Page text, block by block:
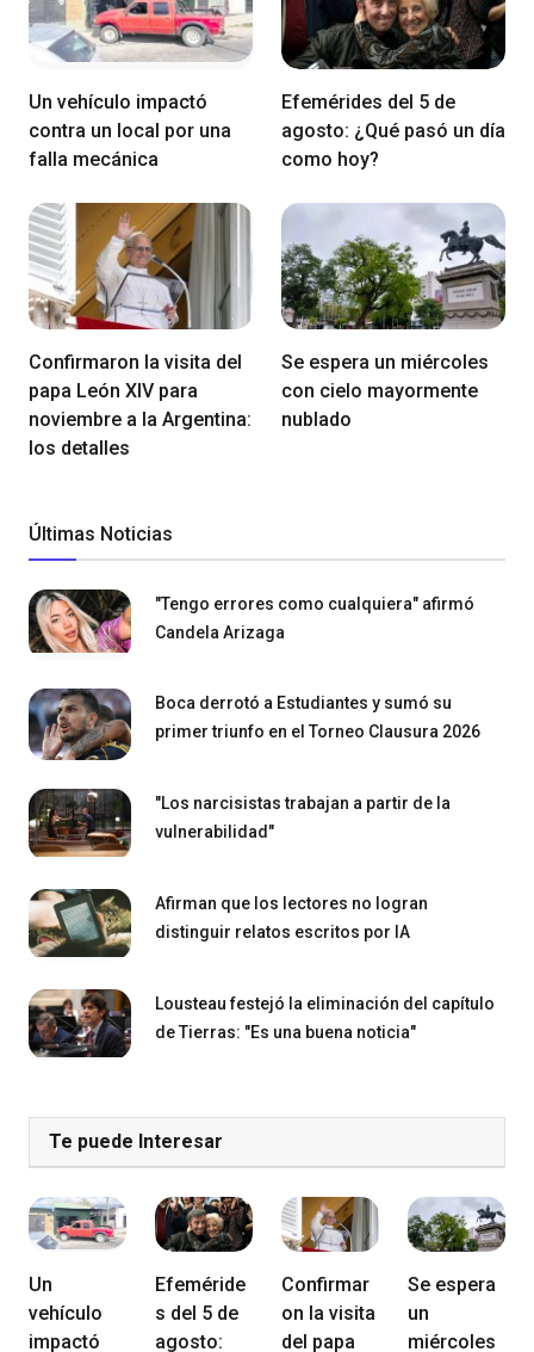
Un vehículo impactó
contra un local por una
falla mecánica
Efemérides del 5 de
agosto: ¿Qué pasó un día
como hoy?
Confirmaron la visita del
papa León XIV para
noviembre a la Argentina:
los detalles
Se espera un miércoles
con cielo mayormente
nublado
Últimas Noticias
"Tengo errores como cualquiera" afirmó
Candela Arizaga
Boca derrotó a Estudiantes y sumó su
primer triunfo en el Torneo Clausura 2026
"Los narcisistas trabajan a partir de la
vulnerabilidad"
Afirman que los lectores no logran
distinguir relatos escritos por IA
Lousteau festejó la eliminación del capítulo
de Tierras: "Es una buena noticia"
Te puede Interesar
Un
vehículo
impactó
Efeméride
s del 5 de
agosto:
Confirmar
on la visita
del papa
Se espera
un
miércoles